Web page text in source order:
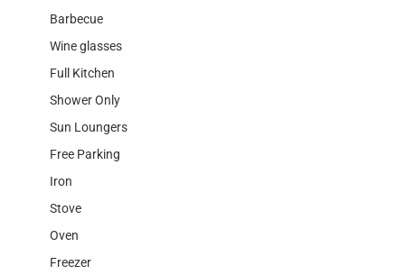
Barbecue
Wine glasses
Full Kitchen
Shower Only
Sun Loungers
Free Parking
Iron
Stove
Oven
Freezer